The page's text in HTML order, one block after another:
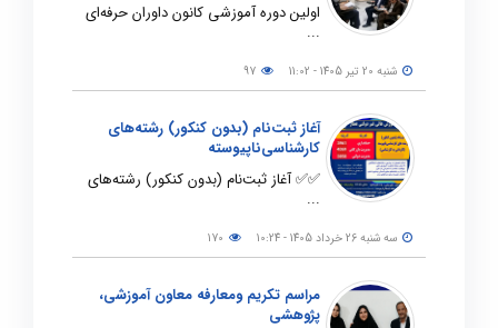
اولین دوره آموزشی کانون داوران حرفه‌ای
...
شنبه 20 تیر 1405 - 11:02
آغاز ثبت‌نام (بدون کنکور) رشته‌های
کارشناسی‌ناپیوسته
✅✅ آغاز ثبت‌نام (بدون کنکور) رشته‌های
...
سه شنبه 26 خرداد 1405 - 10:24
مراسم تکریم ومعارفه معاون آموزشی،
پژوهشی